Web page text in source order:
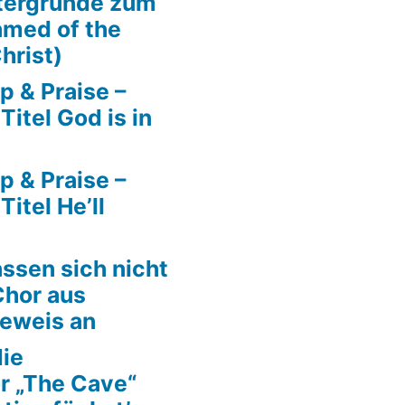
of the
& Praise –
God is in
& Praise –
He’ll
sich nicht
aus
an
„The Cave“